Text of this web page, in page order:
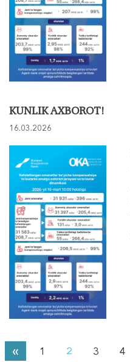
KUNLIK AXBOROT!
16.03.2026
« 1 2 3 4